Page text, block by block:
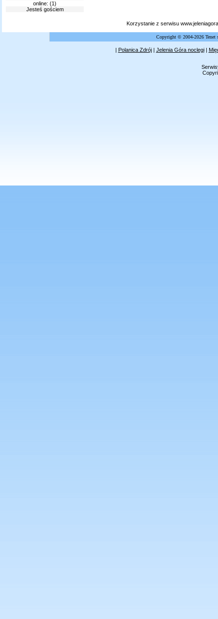
online: (1)
Jesteś gościem
Korzystanie z serwisu
Copyright © 2004-2026
| Polanica Zdrój| Jelenia Góra noclegi|